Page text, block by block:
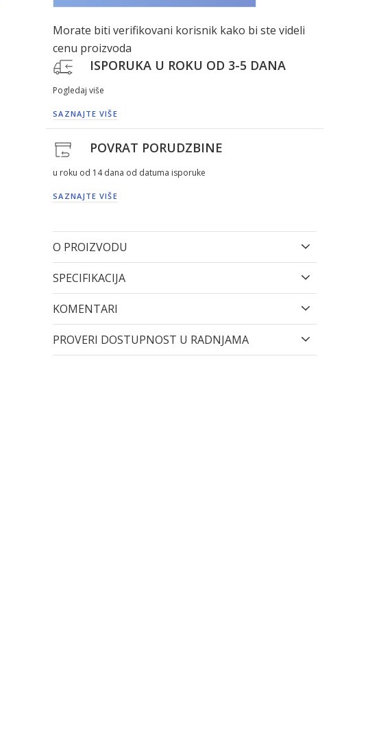
Morate biti verifikovani korisnik kako bi ste videli
cenu proizvoda
ISPORUKA U ROKU OD 3-5 DANA
Pogledaj više
SAZNAJTE VIŠE
POVRAT PORUDZBINE
u roku od 14 dana od datuma isporuke
SAZNAJTE VIŠE
O PROIZVODU
SPECIFIKACIJA
KOMENTARI
PROVERI DOSTUPNOST U RADNJAMA